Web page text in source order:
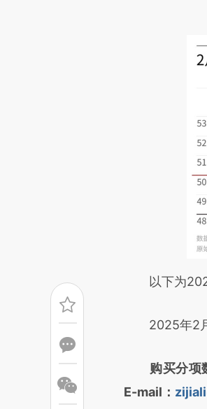
请务必在
成，可能与
以下为2025
2025年2月
购买分项
E-mail：